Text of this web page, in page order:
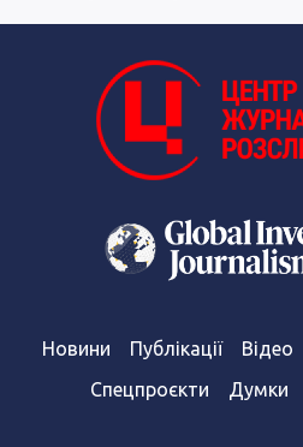
Новини Публікації Відео
Спецпроєкти
Думки